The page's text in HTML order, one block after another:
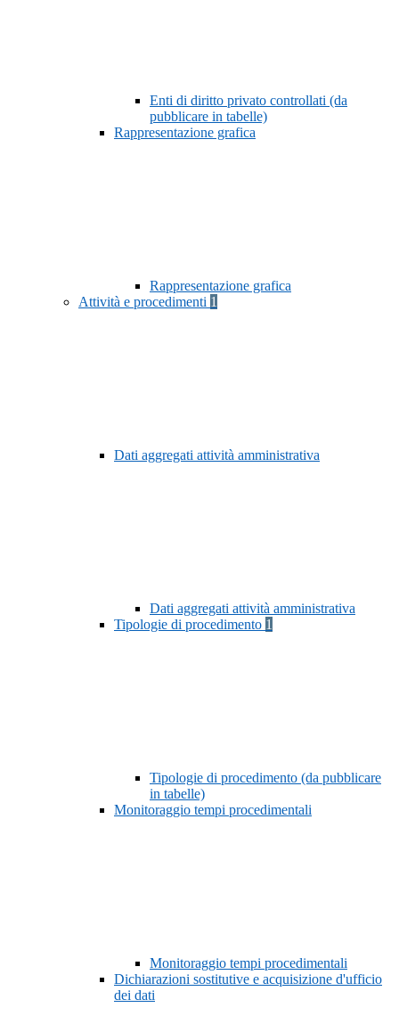
Enti di diritto privato controllati (da
pubblicare in tabelle)
Rappresentazione grafica
Rappresentazione grafica
Attività e procedimenti 1
Dati aggregati attività amministrativa
Dati aggregati attività amministrativa
Tipologie di procedimento 1
Tipologie di procedimento (da pubblicare
in tabelle)
Monitoraggio tempi procedimentali
Monitoraggio tempi procedimentali
Dichiarazioni sostitutive e acquisizione d'ufficio
dei dati